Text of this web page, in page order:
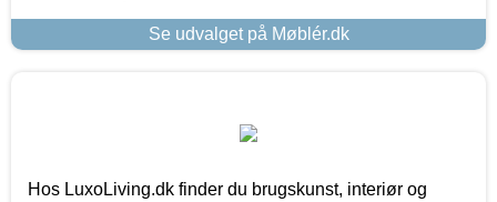
Se udvalget på Møblér.dk
Hos LuxoLiving.dk finder du brugskunst, interiør og